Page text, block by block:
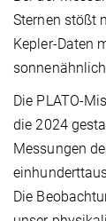
Sternen stößt
Kepler-Daten
Die PLATO-
die 2024
Messungen
Die